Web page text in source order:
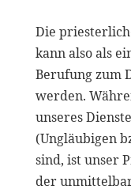
Die
kann also als
Berufung zum
werden.
unseres
(Ungläubigen
sind, ist unser
der